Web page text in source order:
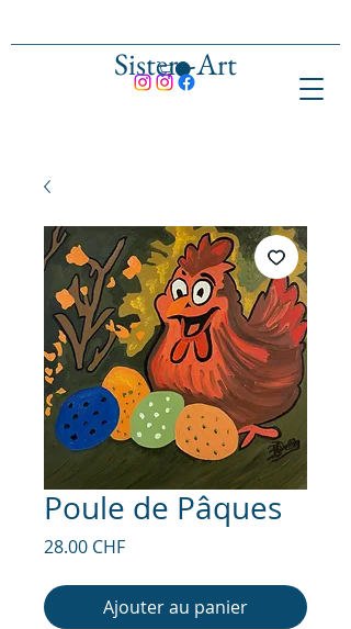
Sisters-Art
Poule de Pâques
28.00 CHFPrix
Ajouter au panier